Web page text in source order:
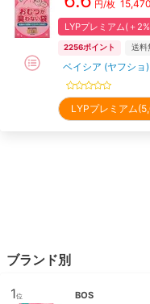
円/枚 15,470
LYPプレミアム(＋
2256ポイント 送料
ベイシア (ヤフショ)
LYPプレミアム
ブランド別
1位 BOS